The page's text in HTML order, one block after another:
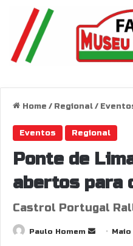
Home / Regional/
Eventos Regional
Ponte de
abertos para
Castrol Portugal
Paulo Homem
SendMaio